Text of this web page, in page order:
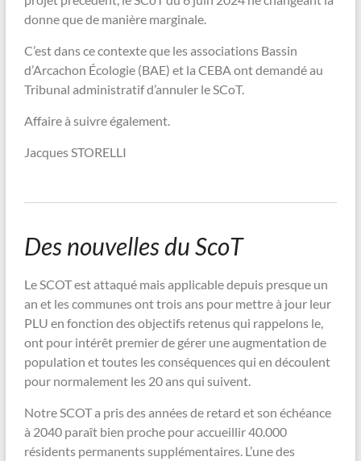
donne que de manière marginale.
C’est dans ce contexte que les associations Bassin
d’Arcachon Écologie (BAE) et la CEBA ont demandé au
Tribunal administratif d’annuler le SCoT.
Affaire à suivre également.
Jacques STORELLI
Des nouvelles du ScoT
Le SCOT est attaqué mais applicable depuis presque un
an et les communes ont trois ans pour mettre à jour leur
PLU en fonction des objectifs retenus qui rappelons le,
ont pour intérêt premier de gérer une augmentation de
population et toutes les conséquences qui en découlent
pour normalement les 20 ans qui suivent.
Notre SCOT a pris des années de retard et son échéance
à 2040 paraît bien proche pour accueillir 40.000
résidents permanents supplémentaires. L’une des